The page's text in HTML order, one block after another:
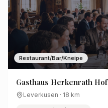
Restaurant/Bar/Kneipe
Gasthaus Herkenrath Hof
Leverkusen · 18 km